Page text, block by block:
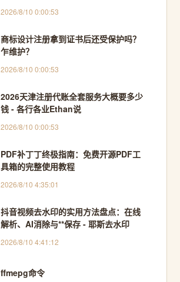
2026/8/10 0:00:53
商标设计注册拿到证书后还受保护吗？
乍维护？
2026/8/10 0:00:53
2026天津注册代账全套服务大概要多少
钱 - 各行各业Ethan说
2026/8/10 0:00:53
PDF补丁丁终极指南：免费开源PDF工
具箱的完整使用教程
2026/8/10 4:35:01
抖音视频去水印的实用方法盘点：在线
解析、AI消除与**保存 - 耶斯去水印
2026/8/10 4:41:12
ffmepg命令